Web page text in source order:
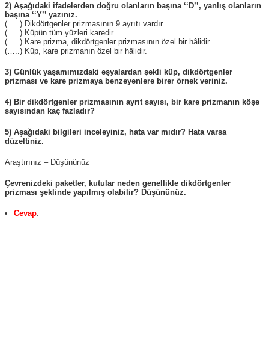
2) Aşağıdaki ifadelerden doğru olanların başına ‘‘D’’, yanlış olanların
başına ‘‘Y’’ yazınız.
(…..) Dikdörtgenler prizmasının 9 ayrıtı vardır.
(…..) Küpün tüm yüzleri karedir.
(…..) Kare prizma, dikdörtgenler prizmasının özel bir hâlidir.
(…..) Küp, kare prizmanın özel bir hâlidir.
3) Günlük yaşamımızdaki eşyalardan şekli küp, dikdörtgenler
prizması ve kare prizmaya benzeyenlere birer örnek veriniz.
4) Bir dikdörtgenler prizmasının ayrıt sayısı, bir kare prizmanın köşe
sayısından kaç fazladır?
5) Aşağıdaki bilgileri inceleyiniz, hata var mıdır? Hata varsa
düzeltiniz.
Araştırınız – Düşününüz
Çevrenizdeki paketler, kutular neden genellikle dikdörtgenler
prizması şeklinde yapılmış olabilir? Düşününüz.
Cevap: